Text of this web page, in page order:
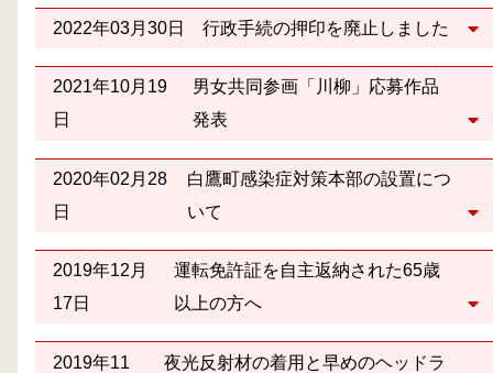
2022年03月30日 行政手続の押印を廃止しました
2021年10月19
日
男女共同参画「川柳」応募作品
発表
2020年02月28
日
白鷹町感染症対策本部の設置につ
いて
2019年12月
17日
運転免許証を自主返納された65歳
以上の方へ
2019年11
夜光反射材の着用と早めのヘッドラ